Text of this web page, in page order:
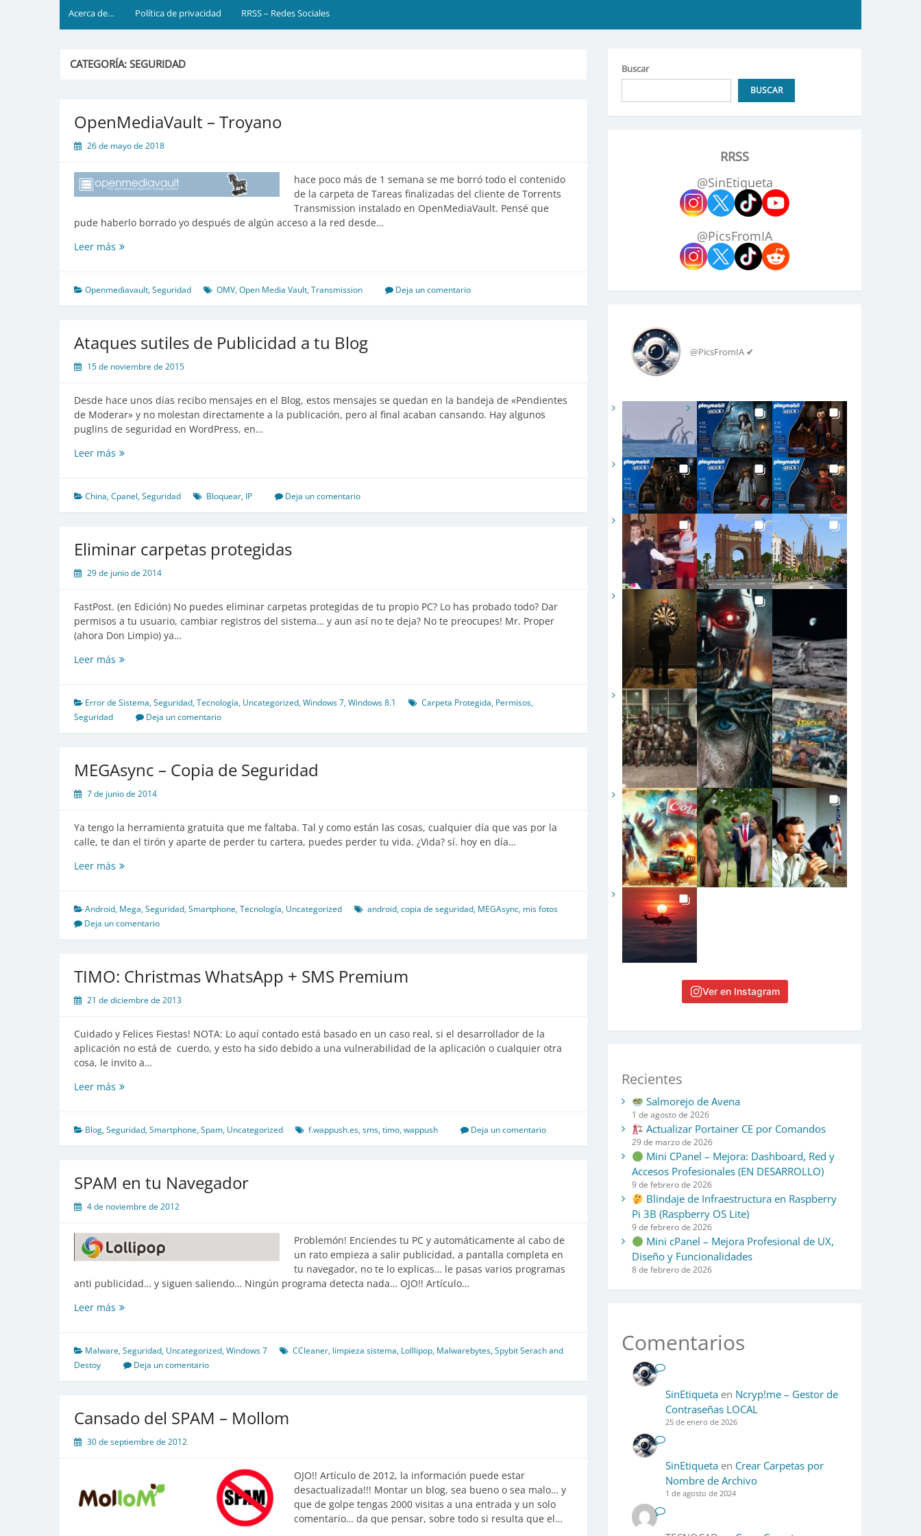
Acerca de… Política de privacidad RRSS – Redes Sociales
CATEGORÍA:SEGURIDAD
OpenMediaVault – Troyano
26 de mayo de 2018
hace poco más de 1 semana se me borró todo el contenido
de la carpeta de Tareas finalizadas del cliente de Torrents
Transmission instalado en OpenMediaVault. Pensé que
pude haberlo borrado yo después de algún acceso a la red desde…
Leer más OpenMediaVault
Openmediavault,Seguridad OMV,Open Media Vault,Transmission Deja un comentario
Ataques sutiles de Publicidad a tu Blog
15 de noviembre de 2015
Desde hace unos días recibo mensajes en el Blog, estos mensajes se quedan en la bandeja de «Pendientes
de Moderar» y no molestan directamente a la publicación, pero al final acaban cansando. Hay algunos
puglins de seguridad en WordPress, en…
Leer más Ataques
Publicidad
a
China,Cpanel,Seguridad Bloquear, IP Deja un comentario
Eliminar carpetas protegidas
29 de junio de 2014
FastPost. (en Edición) No puedes eliminar carpetas protegidas de tu propio PC? Lo has probado todo? Dar
permisos a tu usuario, cambiar registros del sistema… y aun así no te deja? No te preocupes! Mr. Proper
(ahora Don Limpio) ya…
Leer más Eliminar
Error de Sistema,Seguridad,Tecnología, Uncategorized,Windows 7,Windows 8.1 Carpeta Protegida, Permisos,
Seguridad
Deja un comentario
MEGAsync – Copia de Seguridad
7 de junio de 2014
Ya tengo la herramienta gratuita que me faltaba. Tal y como están las cosas, cualquier día que vas por la
calle, te dan el tirón y aparte de perder tu cartera, puedes perder tu vida. ¿Vida? sí. hoy en día…
Leer más MEGAsync
de
Seguridad
Android, Mega,Seguridad,Smartphone,Tecnología, Uncategorized android,copia de seguridad, MEGAsync, mis fotos
Deja un comentario
TIMO: Christmas WhatsApp + SMS Premium
21 de diciembre de 2013
Cuidado y Felices Fiestas! NOTA: Lo aquí contado está basado en un caso real, si el desarrollador de la
aplicación no está de cuerdo, y esto ha sido debido a una vulnerabilidad de la aplicación o cualquier otra
cosa, le invito a…
Leer más TIMO:
+
SMS
Blog,Seguridad,Smartphone,Spam, Uncategorized f.wappush.es,sms,timo,wappush Deja un comentario
SPAM en tu Navegador
4 de noviembre de 2012
Problemón! Enciendes tu PC y automáticamente al cabo de
un rato empieza a salir publicidad, a pantalla completa en
tu navegador, no te lo explicas… le pasas varios programas
anti publicidad… y siguen saliendo… Ningún programa detecta nada… OJO!! Artículo…
Leer más SPAM
Navegador
Malware,Seguridad, Uncategorized,Windows 7 CCleaner, limpieza sistema, Lolllipop, Malwarebytes,Spybit Serach and
Destoy
Deja un comentario
Cansado del SPAM – Mollom
30 de septiembre de 2012
OJO!! Artículo de 2012, la información puede estar
desactualizada!!! Montar un blog, sea bueno o sea malo… y
que de golpe tengas 2000 visitas a una entrada y un solo
comentario… da que pensar, sobre todo si resulta que el…
Buscar
BUSCAR
RRSS
@SinEtiqueta
@PicsFromIA
@PicsFromIA ✔
Ver en Instagram
Recientes
Salmorejo de Avena
1 de agosto de 2026
Actualizar Portainer CE por Comandos
29 de marzo de 2026
Mini CPanel – Mejora: Dashboard, Red y
Accesos Profesionales (EN DESARROLLO)
9 de febrero de 2026
Blindaje de Infraestructura en Raspberry
Pi 3B (Raspberry OS Lite)
9 de febrero de 2026
Mini cPanel – Mejora Profesional de UX,
Diseño y Funcionalidades
8 de febrero de 2026
Comentarios
SinEtiquetaen Ncryp!me – Gestor de
Contraseñas LOCAL
25 de enero de 2026
SinEtiquetaen Crear Carpetas por
Nombre de Archivo
1 de agosto de 2024